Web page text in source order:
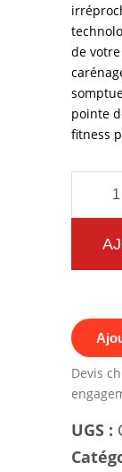
de
pointe
fitness
de
Vélo
Devis
UGS :